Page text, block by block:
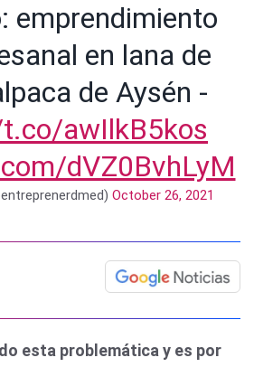
emprendimiento
en lana de
de Aysén -
awIlkB5kos
dVZ0BvhLyM
October 26, 2021
esta problemática y es por